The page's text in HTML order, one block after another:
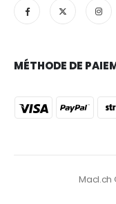
MÉTHODE DE
Macl.ch